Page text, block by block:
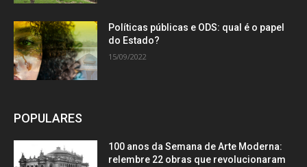
Políticas públicas e ODS: qual é o papel
do Estado?
15/09/2022
POPULARES
100 anos da Semana de Arte Moderna:
relembre 22 obras que revolucionaram